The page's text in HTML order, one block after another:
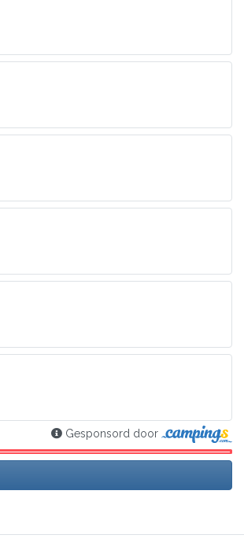
Gesponsord door